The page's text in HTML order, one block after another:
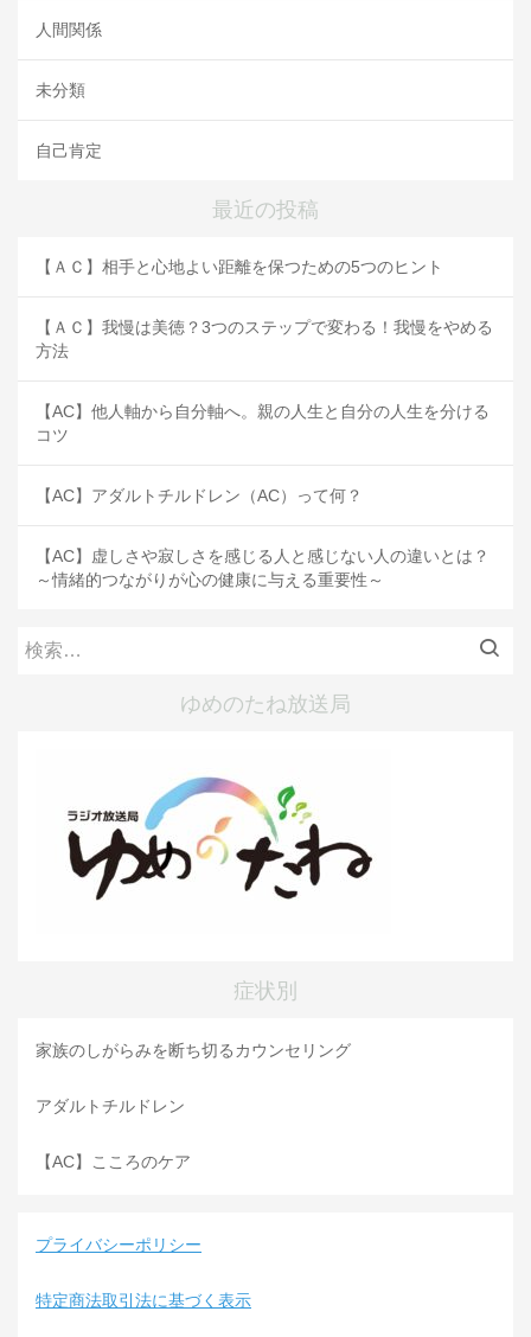
人間関係
未分類
自己肯定
最近の投稿
【ＡＣ】相手と心地よい距離を保つための5つのヒント
【ＡＣ】我慢は美徳？3つのステップで変わる！我慢をやめる
方法
【AC】他人軸から自分軸へ。親の人生と自分の人生を分ける
コツ
【AC】アダルトチルドレン（AC）って何？
【AC】虚しさや寂しさを感じる人と感じない人の違いとは？
～情緒的つながりが心の健康に与える重要性～
検
ゆめのたね放送局
症状別
家族のしがらみを断ち切るカウンセリング
アダルトチルドレン
【AC】こころのケア
プライバシーポリシー
特定商法取引法に基づく表示